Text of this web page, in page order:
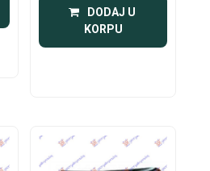
DODAJ U
KORPU